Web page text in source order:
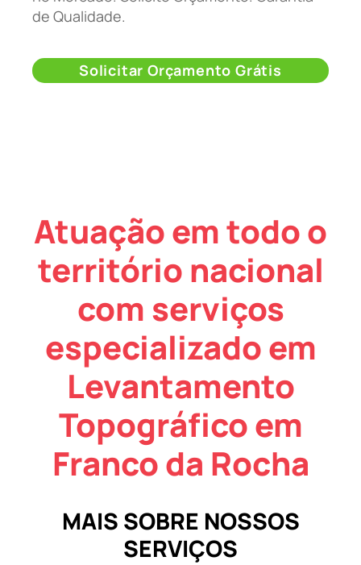
de Qualidade.
Solicitar Orçamento Grátis
Atuação em todo o
território nacional
com serviços
especializado em
Levantamento
Topográfico em
Franco da Rocha
MAIS SOBRE NOSSOS
SERVIÇOS